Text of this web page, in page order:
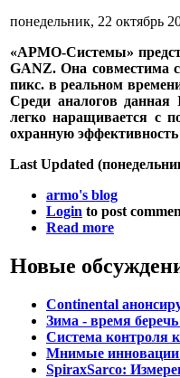
понедельник, 22 октябрь
«АРМО-Системы»
GANZ. Она совместима с
пикс. в реальном
Среди аналогов
легко наращивается с
охранную
Last Updated
armo's blog
Login to post
Read more
Новые
Continental
Зима - время
Система контроля
Мнимые инновации
SpiraxSarco: